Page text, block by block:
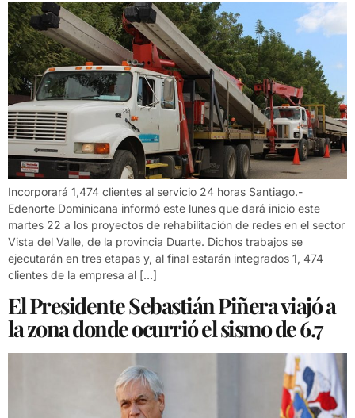
Incorporará 1,474 clientes al servicio 24 horas Santiago.-
Edenorte Dominicana informó este lunes que dará inicio este
martes 22 a los proyectos de rehabilitación de redes en el sector
Vista del Valle, de la provincia Duarte. Dichos trabajos se
ejecutarán en tres etapas y, al final estarán integrados 1, 474
clientes de la empresa al […]
El Presidente Sebastián Piñera viajó a
la zona donde ocurrió el sismo de 6.7